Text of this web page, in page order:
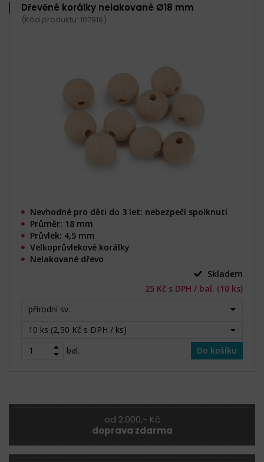
Dřevěné korálky nelakované Ø18 mm
(Kód produktu: 107916)
Nevhodné pro děti do 3 let: nebezpečí spolknutí
Průměr: 18 mm
Průvlek: 4,5 mm
Velkoprůvlekové korálky
Nelakované dřevo
Skladem
25 Kč s DPH / bal. (10 ks)
přírodní sv.
10 ks (2,50 Kč s DPH / ks)
bal.
Do košíku
od 2.000,- Kč
doprava zdarma